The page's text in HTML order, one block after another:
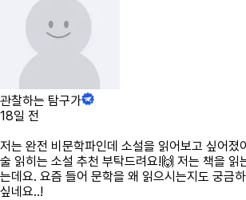
관찰하는 탐구가
18일 전
저는 완전 비문학파인데 소설을 읽어보고 싶어졌
술 읽히는 소설 추천 부탁드려요!🙌 저는 책을 읽
는데요. 요즘 들어 문학을 왜 읽으시는지도 궁금
싶네요..!